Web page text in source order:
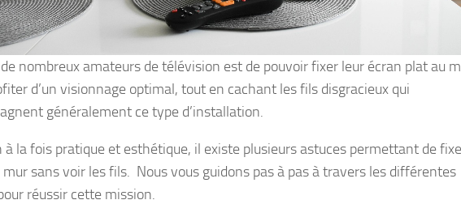
nombreux amateurs de télévision est de pouvoir fixer leur écran plat au
d’un visionnage optimal, tout en cachant les fils disgracieux qui
généralement ce type d’installation.
à la fois pratique et esthétique, il existe plusieurs astuces permettant de
mur sans voir les fils. Nous vous guidons pas à pas à travers les différentes
réussir cette mission.